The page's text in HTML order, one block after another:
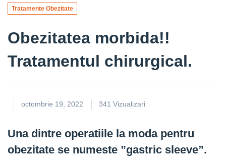
Tratamente Obezitate
Obezitatea morbida!!
Tratamentul chirurgical.
octombrie 19, 2022 341 Vizualizari
Una dintre operatiile la moda pentru
obezitate se numeste ”gastric sleeve”.